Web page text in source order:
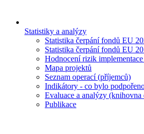
Statistiky a analýzy
Statistika čerpání fondů EU
Statistika čerpání fondů EU
Hodnocení rizik
Mapa projektů
Seznam operací (příjemců)
Indikátory - co bylo
Evaluace a analýzy (knihovna
Publikace